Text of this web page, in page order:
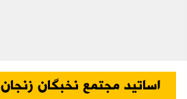
اساتید مجتمع نخبگان زنجان